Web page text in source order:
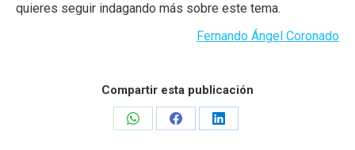
quieres seguir indagando más sobre este tema.
Fernando Ángel Coronado
Compartir esta publicación
Share
Share
Share